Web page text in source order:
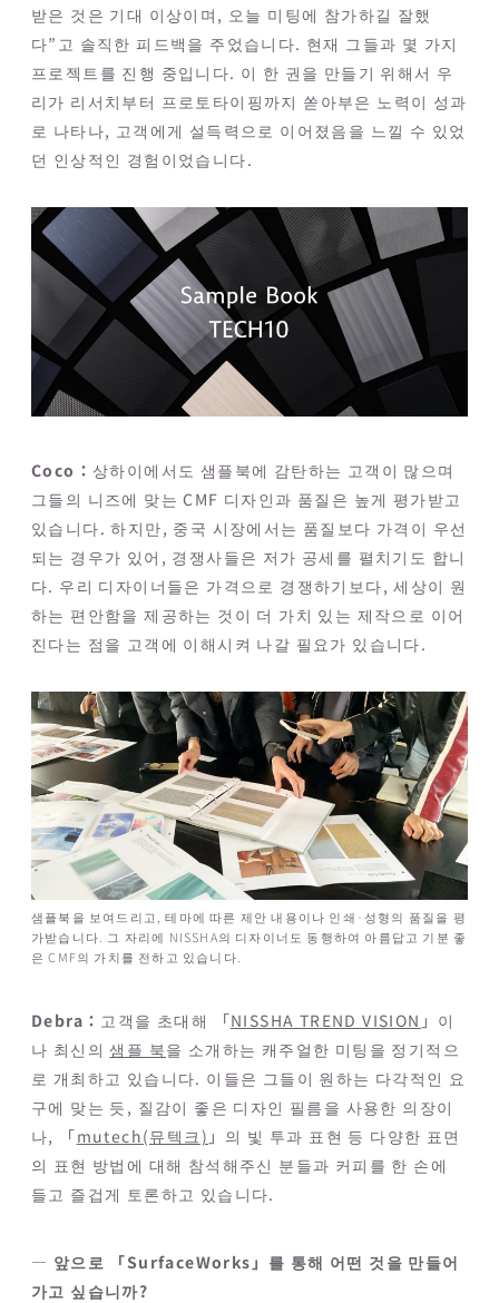
받은 것은 기대 이상이며, 오늘 미팅에 참가하길 잘했
다”고 솔직한 피드백을 주었습니다. 현재 그들과 몇 가지
프로젝트를 진행 중입니다. 이 한 권을 만들기 위해서 우
리가 리서치부터 프로토타이핑까지 쏟아부은 노력이 성과
로 나타나, 고객에게 설득력으로 이어졌음을 느낄 수 있었
던 인상적인 경험이었습니다.
Coco： 상하이에서도 샘플북에 감탄하는 고객이 많으며
그들의 니즈에 맞는 CMF 디자인과 품질은 높게 평가받고
있습니다. 하지만, 중국 시장에서는 품질보다 가격이 우선
되는 경우가 있어, 경쟁사들은 저가 공세를 펼치기도 합니
다. 우리 디자이너들은 가격으로 경쟁하기보다, 세상이 원
하는 편안함을 제공하는 것이 더 가치 있는 제작으로 이어
진다는 점을 고객에 이해시켜 나갈 필요가 있습니다.
샘플북을 보여드리고, 테마에 따른 제안 내용이나 인쇄·성형의 품질을 평
가받습니다. 그 자리에 NISSHA의 디자이너도 동행하여 아름답고 기분 좋
은 CMF의 가치를 전하고 있습니다.
Debra： 고객을 초대해 「NISSHA TREND VISION 」이
나 최신의샘플 북을 소개하는 캐주얼한 미팅을 정기적으
로 개최하고 있습니다. 이들은 그들이 원하는 다각적인 요
구에 맞는 듯, 질감이 좋은 디자인 필름을 사용한 의장이
나, 「mutech(뮤텍크) 」의 빛 투과 표현 등 다양한 표면
의 표현 방법에 대해 참석해주신 분들과 커피를 한 손에
들고 즐겁게 토론하고 있습니다.
― 앞으로 「SurfaceWorks」를 통해 어떤 것을 만들어
가고 싶습니까?